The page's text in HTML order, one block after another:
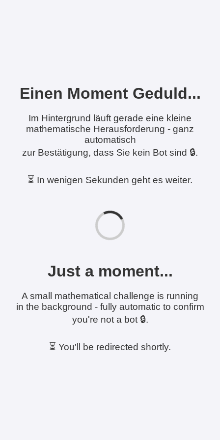
Einen Moment Geduld...
Im Hintergrund läuft gerade eine kleine
mathematische Herausforderung - ganz
automatisch
zur Bestätigung, dass Sie kein Bot sind 🔒.
⏳ In wenigen Sekunden geht es weiter.
Just a moment...
A small mathematical challenge is running
in the background - fully automatic to confirm
you're not a bot 🔒.
⏳ You'll be redirected shortly.